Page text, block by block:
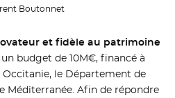
Boutonnet
et fidèle au patrimoine
budget de 10M€, financé à
le Département de
Méditerranée. Afin de répondre